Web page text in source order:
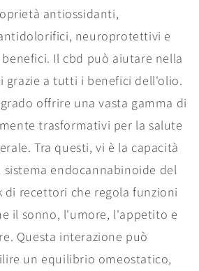
antiossidanti,
neuroprotettivi e
Il cbd può aiutare nella
a tutti i benefici dell'olio.
offrire una vasta gamma di
trasformativi per la salute
Tra questi, vi è la capacità
endocannabinoide del
di recettori che regola funzioni
il sonno, l'umore, l'appetito e
Questa interazione può
un equilibrio omeostatico,